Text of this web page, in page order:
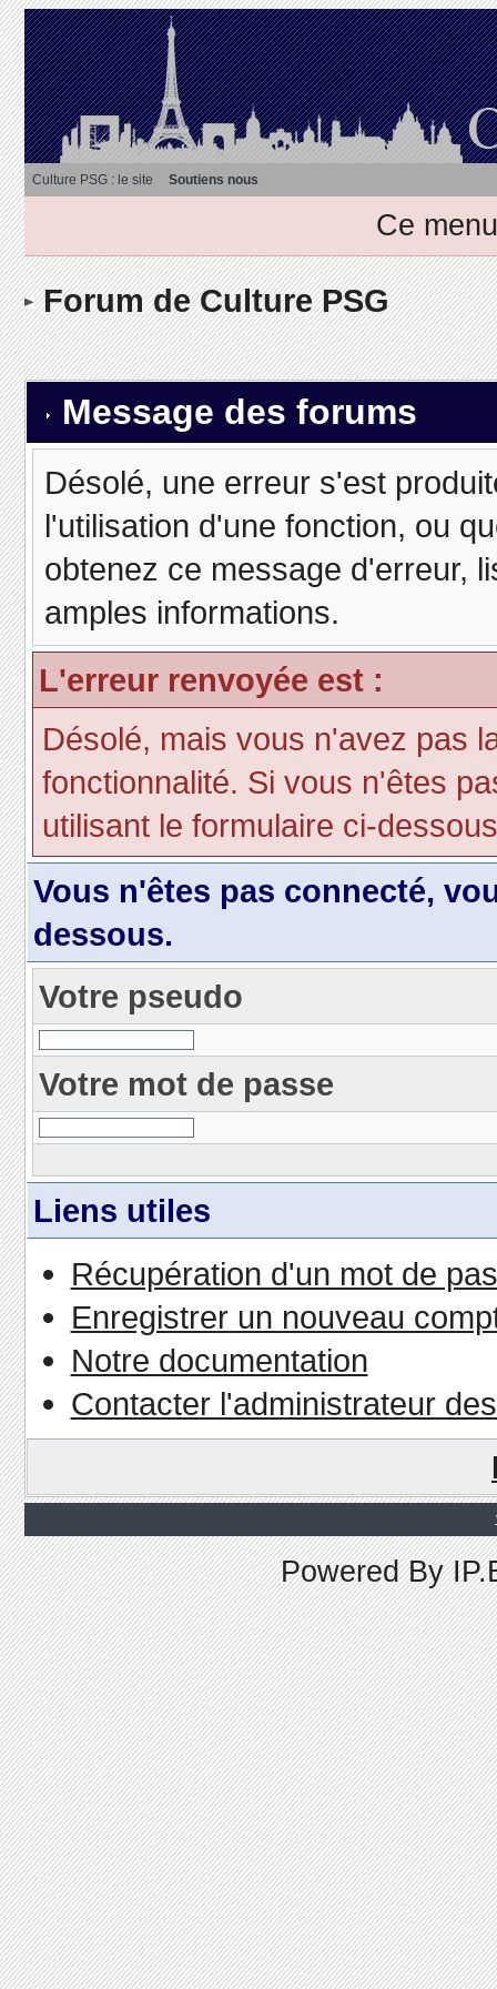
Culture PSG : le site Soutiens nous
Ce
Forum de Culture PSG
Message des forums
Désolé, une erreur s'est
l'utilisation d'une fonction, ou
obtenez ce message d'erreur,
amples informations.
L'erreur renvoyée est :
Désolé, mais vous n'avez pas
fonctionnalité. Si vous n'êtes
utilisant le formulaire ci-
Vous n'êtes pas connecté,
dessous.
Votre pseudo
Votre mot de passe
Liens utiles
Récupération d'un mot de
Enregistrer un nouveau
Notre documentation
Contacter l'administrateur
Powered By